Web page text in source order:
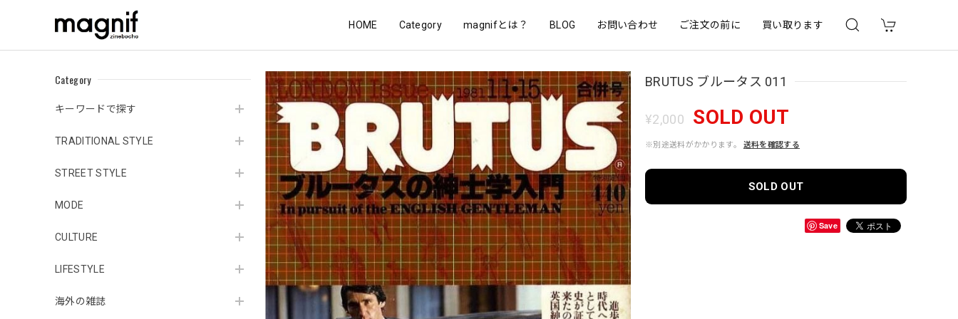
HOME Category magnifとは？ BLOG お問い合わせ ご注文の前に 買い取ります
Category
キーワードで探す
TRADITIONAL STYLE
STREET STYLE
MODE
CULTURE
LIFESTYLE
海外の雑誌
BRUTUS ブルータス 011
¥2,000 SOLD OUT
※別途送料がかかります。 送料を確認する
SOLD OUT
Save